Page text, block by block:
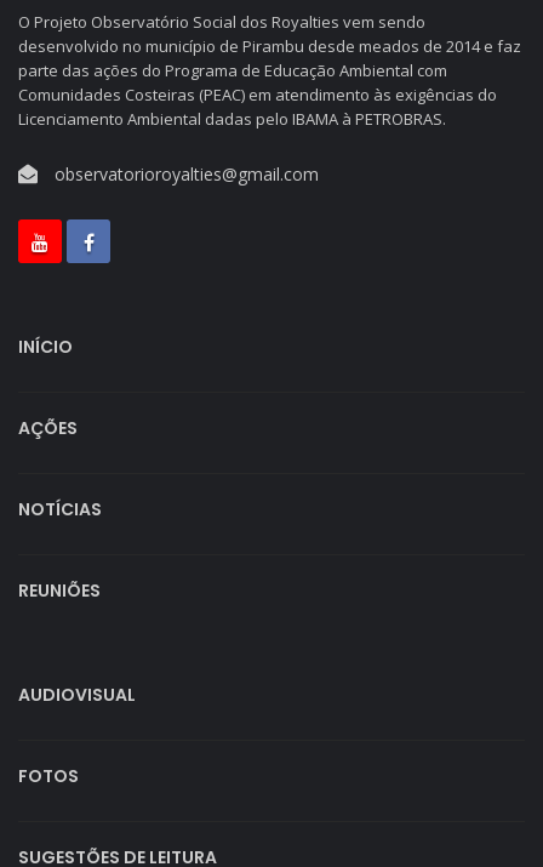
O Projeto Observatório Social dos Royalties vem sendo
desenvolvido no município de Pirambu desde meados de 2014 e faz
parte das ações do Programa de Educação Ambiental com
Comunidades Costeiras (PEAC) em atendimento às exigências do
Licenciamento Ambiental dadas pelo IBAMA à PETROBRAS.
observatorioroyalties@gmail.com
INÍCIO
AÇÕES
NOTÍCIAS
REUNIÕES
AUDIOVISUAL
FOTOS
SUGESTÕES DE LEITURA